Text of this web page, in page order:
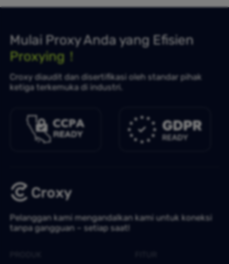
Mulai Proxy Anda yang Efisien
Proxying！
Croxy diaudit dan disertifikasi oleh standar pihak
ketiga terkemuka di industri.
Pelanggan kami mengandalkan kami untuk koneksi
tanpa gangguan – setiap saat!